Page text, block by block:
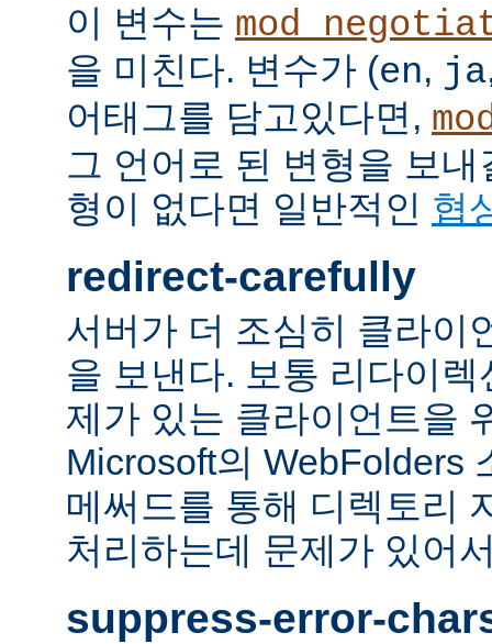
이 변수는
을 미친다. 변수가 (en, ja
어태그를 담고있다면,
그 언어로 된 변형을 보
형이 없다면 일반적인 협
redirect-carefully
서버가 더 조심히 클라이
을 보낸다. 보통 리다이
제가 있는 클라이언트을
Microsoft의 WebFolders
메써드를 통해 디렉토리
처리하는데 문제가 있어
suppress-error-